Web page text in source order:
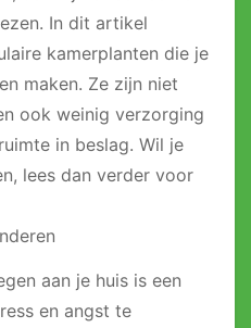
In dit artikel
kamerplanten die je
maken. Ze zijn niet
ook weinig verzorging
in beslag. Wil je
lees dan verder voor
aan je huis is een
en angst te